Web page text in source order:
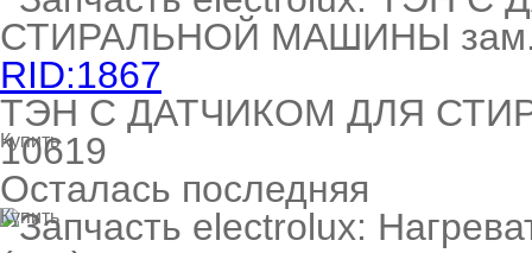
RID:1867
ТЭН С ДАТЧИКОМ ДЛЯ
Купить
10619
Осталась последняя
Купить